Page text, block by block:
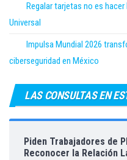
Regalar tarjetas no es
Universal
Impulsa Mundial 2026
ciberseguridad en México
LAS CONSULTAS EN
Piden Trabajadores de
Reconocer la Relación